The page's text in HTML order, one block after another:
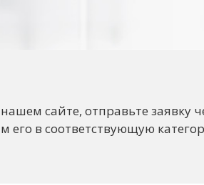
сайте, отправьте заявку
его в соответствующую